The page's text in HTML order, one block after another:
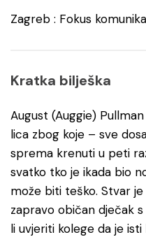
Zagreb : Fokus
Kratka bilješka
August (Auggie)
lica zbog koje – sve
sprema krenuti u peti
svatko tko je ikada bio
može biti teško. Stvar
zapravo običan dječak
li uvjeriti kolege da je